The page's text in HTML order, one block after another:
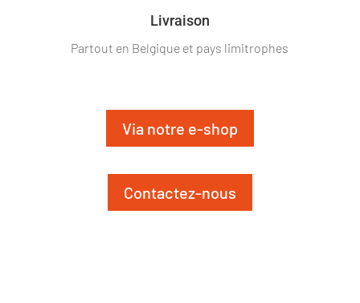
Livraison
Partout en Belgique et pays limitrophes
Via notre e-shop
Contactez-nous